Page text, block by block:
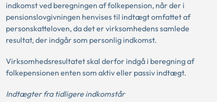
indkomst ved beregningen af folkepension, når der i
pensionslovgivningen henvises til indtægt omfattet af
personskatteloven, da det er virksomhedens samlede
resultat, der indgår som personlig indkomst.
Virksomhedsresultatet skal derfor indgå i beregning af
folkepensionen enten som aktiv eller passiv indtægt.
Indtægter fra tidligere indkomstår